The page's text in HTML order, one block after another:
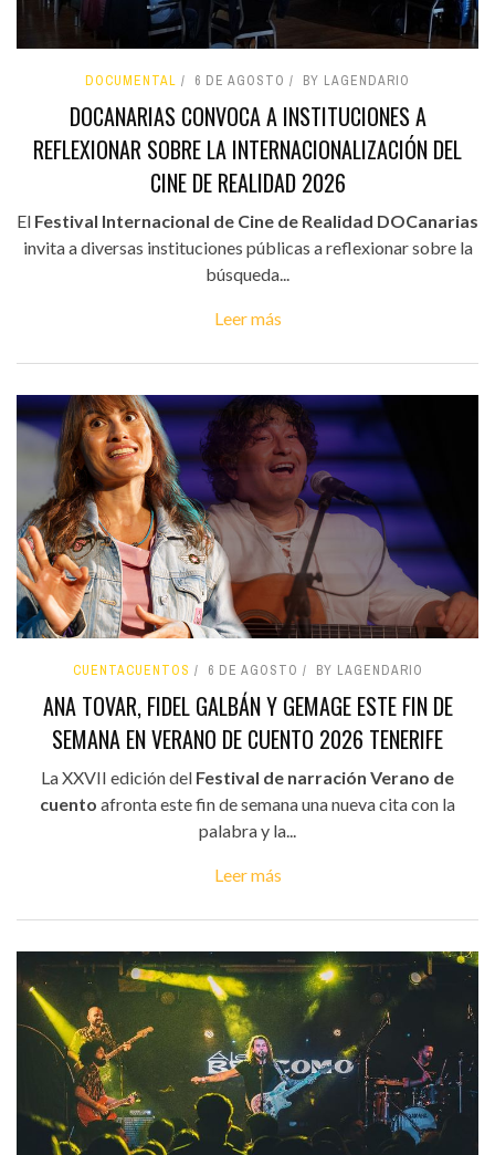
DOCUMENTAL 6 DE AGOSTO BY LAGENDARIO
DOCANARIAS CONVOCA A INSTITUCIONES A
REFLEXIONAR SOBRE LA INTERNACIONALIZACIÓN DEL
CINE DE REALIDAD 2026
El Festival Internacional de Cine de Realidad DOCanarias
invita a diversas instituciones públicas a reflexionar sobre la
búsqueda...
Leer más
CUENTACUENTOS 6 DE AGOSTO BY LAGENDARIO
ANA TOVAR, FIDEL GALBÁN Y GEMAGE ESTE FIN DE
SEMANA EN VERANO DE CUENTO 2026 TENERIFE
La XXVII edición del Festival de narración Verano de
cuento afronta este fin de semana una nueva cita con la
palabra y la...
Leer más